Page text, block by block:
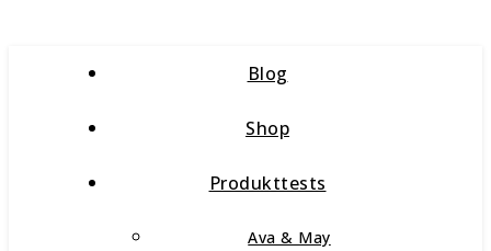
Blog
Shop
Produkttests
Ava & May